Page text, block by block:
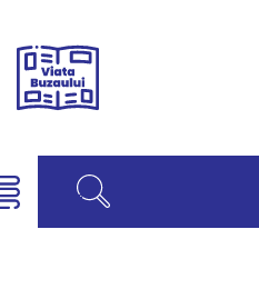
Viața